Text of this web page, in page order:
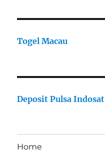
Togel Macau
Deposit Pulsa Indosat
Home